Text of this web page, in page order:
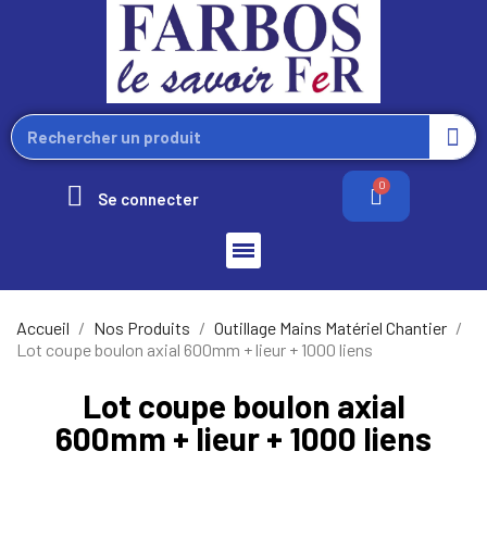
Se connecter
Accueil Nos Produits
Outillage Mains Matériel Chantier
Lot coupe boulon axial 600mm + lieur + 1000 liens
Lot coupe boulon axial
600mm + lieur + 1000 liens